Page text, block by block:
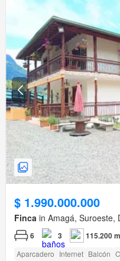
$ 1.990.000.000
Finca in Amagá, Suroeste,
6 3 115.200
Aparcadero Internet Balcón